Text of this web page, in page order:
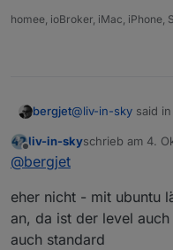
homee, ioBroker, iMac, iPhone,
bergjet@liv-in-sky said in
Muss man sich
SECLEVEL=1 auf
Offline
liv-in-skyschrieb am 4.
zuletzt editiert
@bergjet
eher nicht - mit ubuntu
an, da ist der level
auch standard